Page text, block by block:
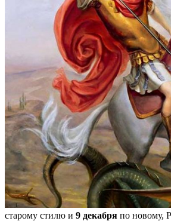
старому стилю и 9 декабря по новому,